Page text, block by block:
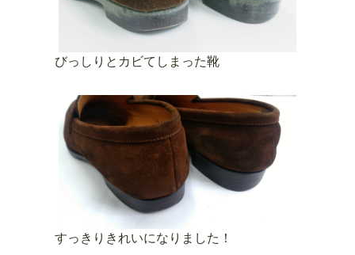
びっしりとカビてしまった靴
すっきりきれいになりました！